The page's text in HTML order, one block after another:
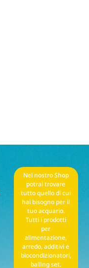
Nel nostro Shop
potrai trovare
tutto quello di cui
hai bisogno per il
tuo acquario.
Tutti i prodotti
per
alimentazione,
arredo, additivi e
biocondizionatori,
balling set,